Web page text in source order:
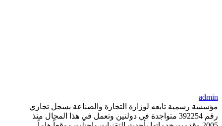
admin
مؤسسة رسمية تابعه لوزارة التجارة والصناعة بسجل تجاري
رقم 392254 متواجدة في دولتين وتعمل في هذا المجال منذ